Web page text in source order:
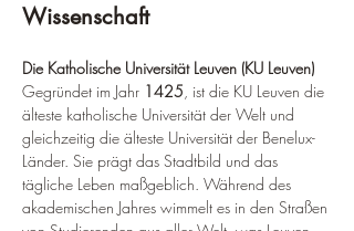
Wissenschaft
Die Katholische Universität Leuven (KU Leuven)
Gegründet im Jahr 1425, ist die KU Leuven die
älteste katholische Universität der Welt und
gleichzeitig die älteste Universität der Benelux-
Länder. Sie prägt das Stadtbild und das
tägliche Leben maßgeblich. Während des
akademischen Jahres wimmelt es in den Straßen